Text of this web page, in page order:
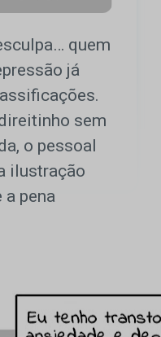
quem
já
sem
o pessoal
ilustração
a pena